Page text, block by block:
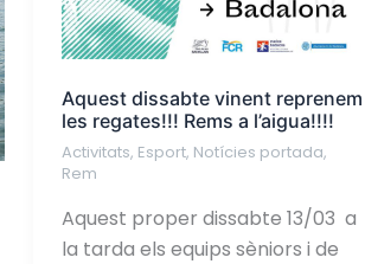
Aquest dissabte vinent reprenem
les regates!!! Rems a l’aigua!!!!
Activitats, Esport, Notícies portada,
Rem
Aquest proper dissabte 13/03 a
la tarda els equips sèniors i de
l’aigua!!!!